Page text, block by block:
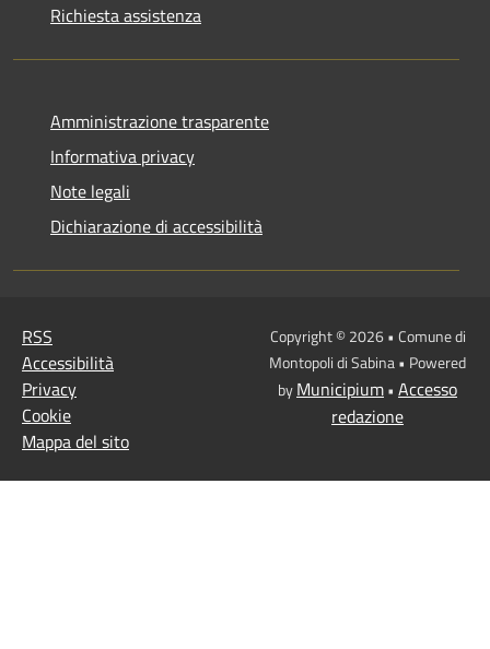
Richiesta assistenza
Amministrazione trasparente
Informativa privacy
Note legali
Dichiarazione di accessibilità
RSS
Accessibilità
Privacy
Cookie
Mappa del sito
Copyright © 2026 • Comune di
Montopoli di Sabina • Powered
byMunicipium• Accesso
redazione